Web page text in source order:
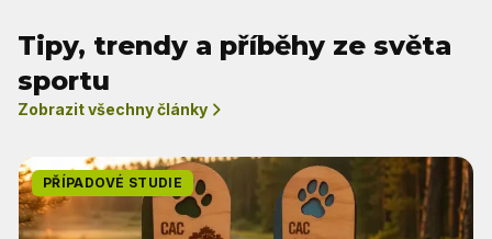
Tipy, trendy a příběhy ze světa
sportu
Zobrazit všechny články
PŘÍPADOVÉ STUDIE